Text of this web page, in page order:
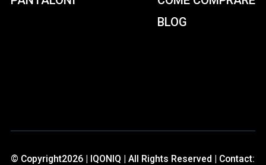
BLOG
© Copyright2026 | IQONIQ | All Rights Reserved | Contact: